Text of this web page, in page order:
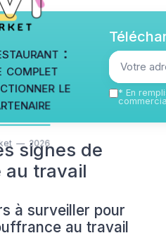
:
complet
le
— 2026
* En
signes de
travail
à surveiller pour
au travail